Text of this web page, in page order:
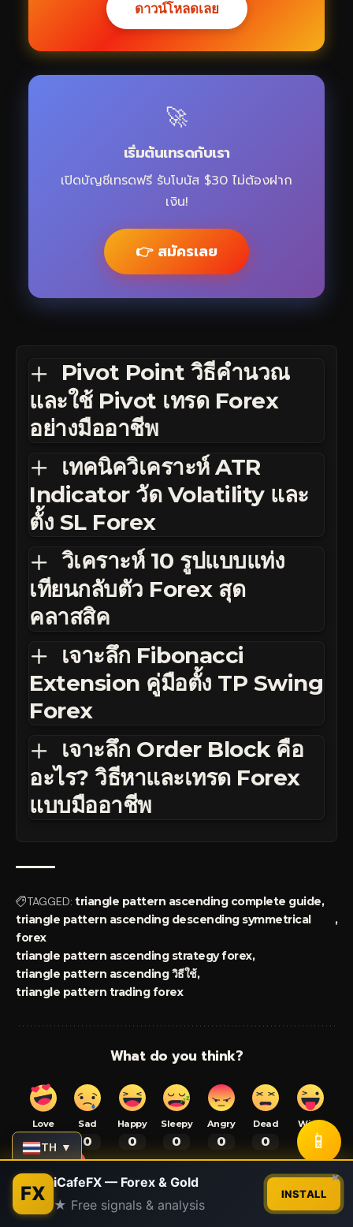
ดาวน์โหลดเลย
🚀
เริ่มต้นเทรดกับเรา
เปิดบัญชีเทรดฟรี รับโบนัส $30 ไม่ต้องฝาก
เงิน!
👉 สมัครเลย
Pivot Point วิธีคำนวณ
และใช้ Pivot เทรด Forex
อย่างมืออาชีพ
เทคนิควิเคราะห์ ATR
Indicator วัด Volatility และ
ตั้ง SL Forex
วิเคราะห์ 10 รูปแบบแท่ง
เทียนกลับตัว Forex สุด
คลาสสิค
เจาะลึก Fibonacci
Extension คู่มือตั้ง TP Swing
Forex
เจาะลึก Order Block คือ
อะไร? วิธีหาและเทรด Forex
แบบมืออาชีพ
TAGGED: triangle pattern ascending complete guide
triangle pattern ascending descending symmetrical
forex
triangle pattern ascending strategy forex
triangle pattern ascending วิธีใช้
triangle pattern trading forex
What do you think?
Love
0
Sad
0
Happy
0
Sleepy
0
Angry
0
Dead
0
Wink
อ.บอม iCafeFX
TH ▼ 📱
FX iCafeFX — Forex & Gold
★ Free signals & analysis
INSTALL
×
Contact us
Open